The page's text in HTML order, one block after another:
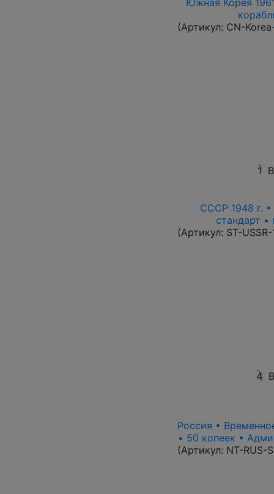
Южная Корея
(Артикул: CN-
1
СССР 1948 г. •
стандарт
(Артикул: ST-
4
Россия •
• 50 копеек •
(Артикул: NT-RUS-